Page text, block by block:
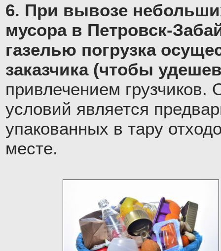
6. При вывозе
мусора в Петровск-
газелью погрузка
заказчика (чтобы
привлечением грузчиков.
условий является
упакованных в тару
месте.